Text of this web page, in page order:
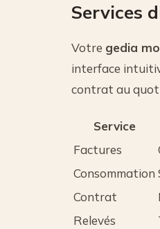
Services
Votre gedia
interface
contrat au
Service
Factures
Consommation
Contrat
Relevés